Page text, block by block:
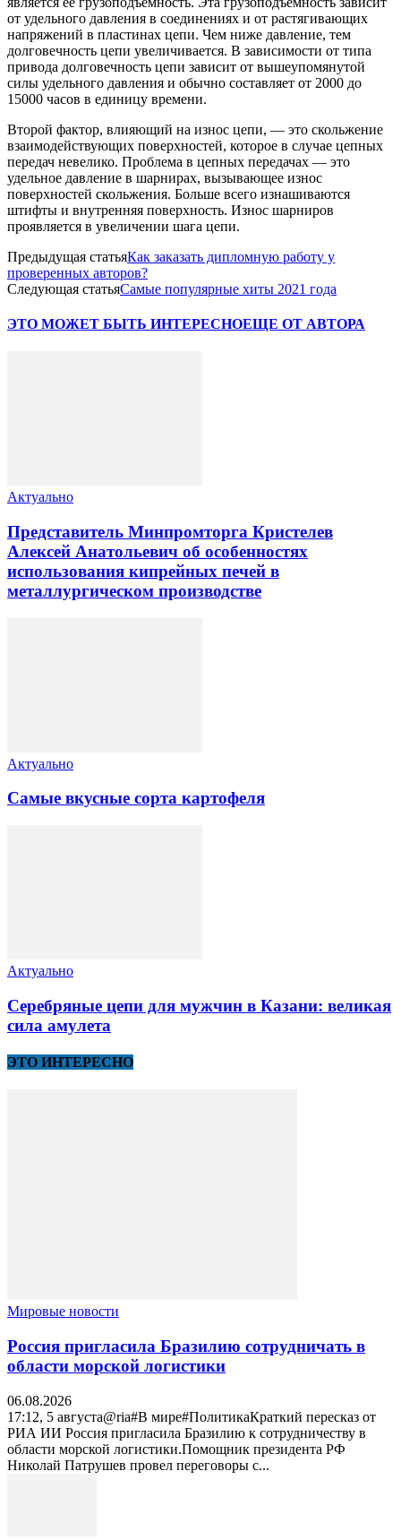
от удельного давления в соединениях и от растягивающих
напряжений в пластинах цепи. Чем ниже давление, тем
долговечность цепи увеличивается. В зависимости от типа
привода долговечность цепи зависит от вышеупомянутой
силы удельного давления и обычно составляет от 2000 до
15000 часов в единицу времени.
Второй фактор, влияющий на износ цепи, — это скольжение
взаимодействующих поверхностей, которое в случае цепных
передач невелико. Проблема в цепных передачах — это
удельное давление в шарнирах, вызывающее износ
поверхностей скольжения. Больше всего изнашиваются
штифты и внутренняя поверхность. Износ шарниров
проявляется в увеличении шага цепи.
Предыдущая статьяКак заказать дипломную работу у
проверенных авторов?
Следующая статьяСамые популярные хиты 2021 года
ЭТО МОЖЕТ БЫТЬ ИНТЕРЕСНОЕЩЕ ОТ АВТОРА
Актуально
Представитель Минпромторга Кристелев
Алексей Анатольевич об особенностях
использования кипрейных печей в
металлургическом производстве
Актуально
Самые вкусные сорта картофеля
Актуально
Cеребряные цепи для мужчин в Казани: великая
сила амулета
ЭТО ИНТЕРЕСНО
Мировые новости
Россия пригласила Бразилию сотрудничать в
области морской логистики
06.08.2026
17:12, 5 августа@ria#В мире#ПолитикаКраткий пересказ от
РИА ИИ Россия пригласила Бразилию к сотрудничеству в
области морской логистики.Помощник президента РФ
Николай Патрушев провел переговоры с...